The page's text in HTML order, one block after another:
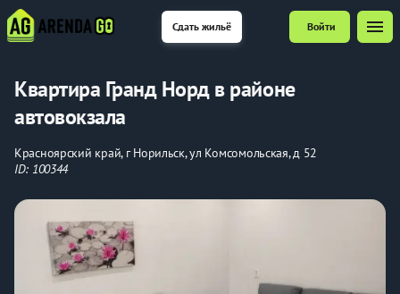
Сдать жильё Войти menu
Квартира Гранд Норд в районе
автовокзала
Красноярский край, г Норильск, ул Комсомольская, д 52
ID: 100344